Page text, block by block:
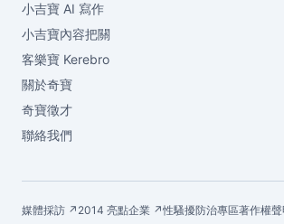
小吉寶 AI 寫作
小吉寶內容把關
客樂寶 Kerebro
關於奇寶
奇寶徵才
聯絡我們
媒體採訪 ↗ 2014 亮點企業 ↗性騷擾防治專區著作權聲